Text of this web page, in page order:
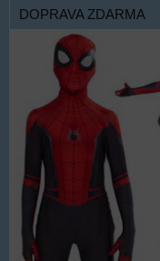
DOPRAVA ZDARMA